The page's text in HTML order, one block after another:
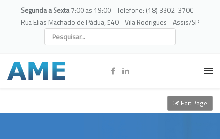
Segunda a Sexta7:00 as 19:00 - Telefone: (18) 3302-3700
Rua Elias Machado de Pádua, 540 - Vila Rodrigues - Assis/SP
Edit Page